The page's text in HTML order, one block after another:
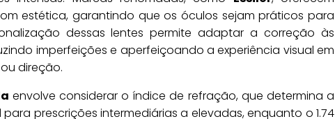
estética, garantindo que os óculos sejam práticos para
dessas lentes permite adaptar a correção às
imperfeições e aperfeiçoando a experiência visual em
direção.
envolve considerar o índice de refração, que determina a
para prescrições intermediárias a elevadas, enquanto o 1.74